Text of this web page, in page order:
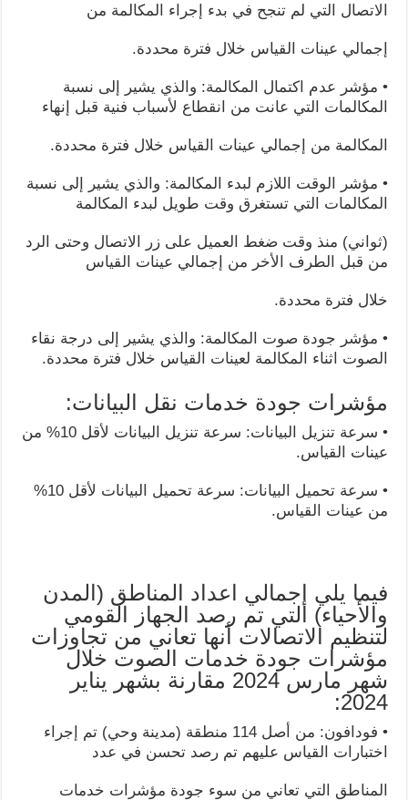
الاتصال التي لم تنجح في بدء إجراء المكالمة من
إجمالي عينات القياس خلال فترة محددة.
• مؤشر عدم اكتمال المكالمة: والذي يشير إلى نسبة
المكالمات التي عانت من انقطاع لأسباب فنية قبل إنهاء
المكالمة من إجمالي عينات القياس خلال فترة محددة.
• مؤشر الوقت اللازم لبدء المكالمة: والذي يشير إلى نسبة
المكالمات التي تستغرق وقت طويل لبدء المكالمة
(ثواني) منذ وقت ضغط العميل على زر الاتصال وحتى الرد
من قبل الطرف الأخر من إجمالي عينات القياس
خلال فترة محددة.
• مؤشر جودة صوت المكالمة: والذي يشير إلى درجة نقاء
الصوت اثناء المكالمة لعينات القياس خلال فترة محددة.
مؤشرات جودة خدمات نقل البيانات:
• سرعة تنزيل البيانات: سرعة تنزيل البيانات لأقل 10% من
عينات القياس.
• سرعة تحميل البيانات: سرعة تحميل البيانات لأقل 10%
من عينات القياس.
فيما يلي إجمالي اعداد المناطق (المدن
والأحياء) التي تم رصد الجهاز القومي
لتنظيم الاتصالات أنها تعاني من تجاوزات
مؤشرات جودة خدمات الصوت خلال
شهر مارس 2024 مقارنة بشهر يناير
2024:
• فودافون: من أصل 114 منطقة (مدينة وحي) تم إجراء
اختبارات القياس عليهم تم رصد تحسن في عدد
المناطق التي تعاني من سوء جودة مؤشرات خدمات